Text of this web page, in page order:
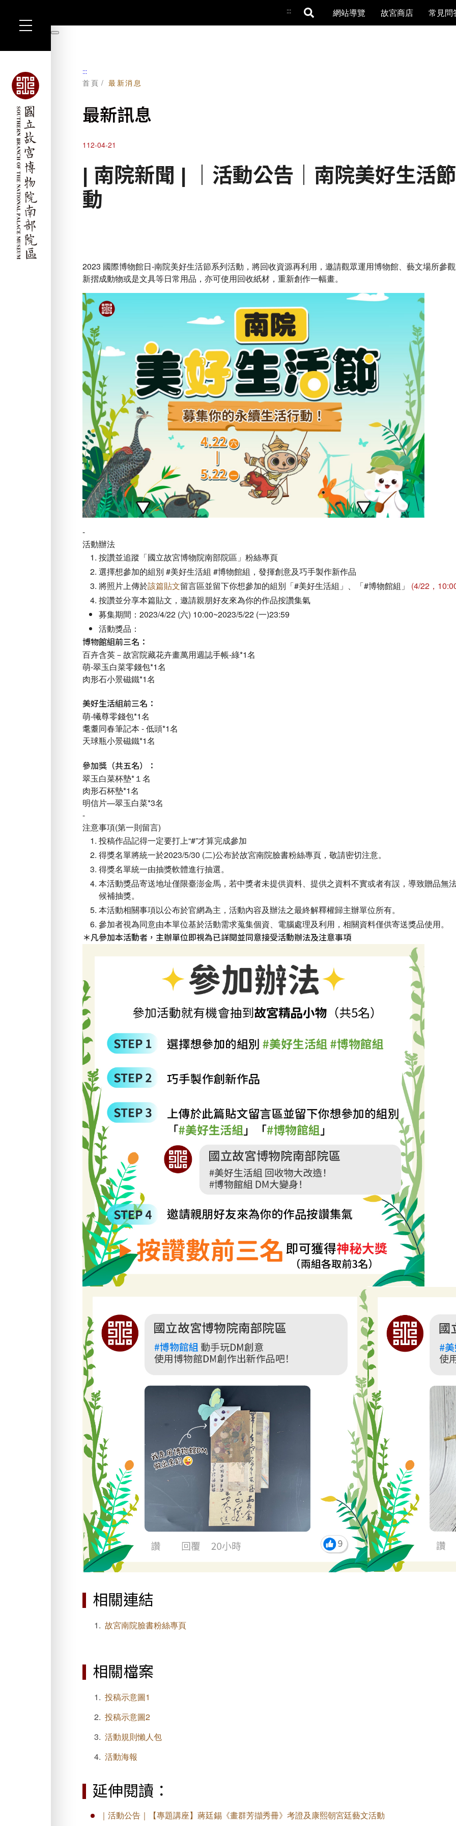
要
::: 網站導覽 故宮商店 常見問
暫
:::
首頁 最新消息
最新訊息
112-04-21
| 南院新聞 | ｜活動公告｜​南院美好生活
動
2023 國際博物館日-南院美好生活節系列活動，將回收資源再利用，邀請觀眾運用博物館、藝文場所參
新摺成動物或是文具等日常用品，亦可使用回收紙材，重新創作一幅畫。
-
活動辦法
按讚並追蹤「國立故宮博物院南部院區」粉絲專頁
選擇想參加的組別 #美好生活組 #博物館組，發揮創意及巧手製作新作品
將照片上傳於該篇貼文留言區並留下你想參加的組別「#美好生活組」、「#博物館組」
(4/22，
按讚並分享本篇貼文，邀請親朋好友來為你的作品按讚集氣
募集期間：2023/4/22 (六) 10:00~2023/5/22 (一)23:59
活動獎品：
博物館組前三名：
百卉含英－故宮院藏花卉畫萬用週誌手帳-綠*1名
萌-翠玉白菜零錢包*1名
肉形石小景磁鐵*1名
美好生活組前三名：
萌-犧尊零錢包*1名
耄耋同春筆記本 - 低頭*1名
天球瓶小景磁鐵*1名
參加獎（共五名）：
翠玉白菜杯墊*１名
肉形石杯墊*1名
明信片—翠玉白菜*3名
-
注意事項(第一則留言)
投稿作品記得一定要打上“#”才算完成參加
得獎名單將統一於2023/5/30 (二)公布於故宮南院臉書粉絲專頁，敬請密切注意。
得獎名單統一由抽獎軟體進行抽選。
本活動獎品寄送地址僅限臺澎金馬，若中獎者未提供資料、提供之資料不實或者有誤，導致贈品無
候補抽獎。
本活動相關事項以公布於官網為主，活動內容及辦法之最終解釋權歸主辦單位所有。
參加者視為同意由本單位基於活動需求蒐集個資、電腦處理及利用，相關資料僅供寄送獎品使用​。
＊凡參加本活動者，主辦單位即視為已詳閱並同意接受活動辦法及注意事項
相關連結
故宮南院臉書粉絲專頁
相關檔案
投稿示意圖1
投稿示意圖2
活動規則懶人包
活動海報
延伸閱讀：
｜活動公告｜【專題講座】蔣廷錫《畫群芳擷秀冊》考證及康熙朝宮廷藝文活動